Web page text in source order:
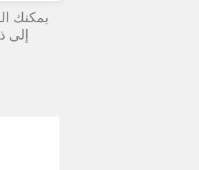
يمكنك
إلى